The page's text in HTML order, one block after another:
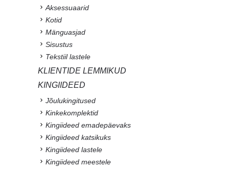
Aksessuaarid
Kotid
Mänguasjad
Sisustus
Tekstiil lastele
KLIENTIDE LEMMIKUD
KINGIIDEED
Jõulukingitused
Kinkekomplektid
Kingiideed emadepäevaks
Kingiideed katsikuks
Kingiideed lastele
Kingiideed meestele